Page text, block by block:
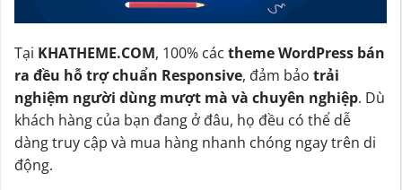
Tại KHATHEME.COM, 100% các theme WordPress bán
ra đều hỗ trợ chuẩn Responsive, đảm bảo trải
nghiệm người dùng mượt mà và chuyên nghiệp. Dù
khách hàng của bạn đang ở đâu, họ đều có thể dễ
dàng truy cập và mua hàng nhanh chóng ngay trên di
động.